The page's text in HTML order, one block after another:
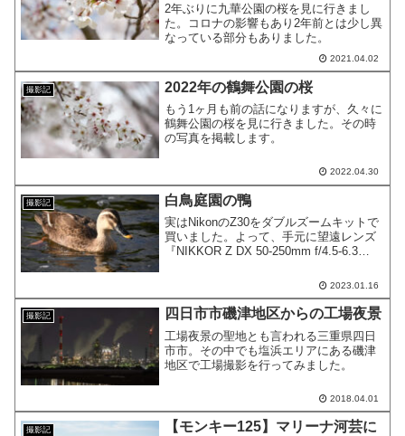
2年ぶりに九華公園の桜を見に行きまし
た。コロナの影響もあり2年前とは少し異
なっている部分もありました。
2021.04.02
撮影記 2022年の鶴舞公園の桜
もう1ヶ月も前の話になりますが、久々に
鶴舞公園の桜を見に行きました。その時
の写真を掲載します。
2022.04.30
撮影記 白鳥庭園の鴨
実はNikonのZ30をダブルズームキットで
買いました。よって、手元に望遠レンズ
『NIKKOR Z DX 50-250mm f/4.5-6.3
2023.01.16
撮影記 四日市市磯津地区からの工場夜景
工場夜景の聖地とも言われる三重県四日
市市。その中でも塩浜エリアにある磯津
地区で工場撮影を行ってみました。
2018.04.01
撮影記
【モンキー125】マリーナ河芸に